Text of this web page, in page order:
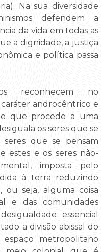
Na sua diversidade
defendem a
da vida em todas as
a dignidade, a justiça
e política passa
reconhecem no
androcêntrico e
que procede a uma
os seres que se
que se pensam
estes e os seres não-
imposta pelo
à terra reduzindo
ou seja, alguma coisa
e das comunidades
essencial
a divisão abissal do
metropolitano